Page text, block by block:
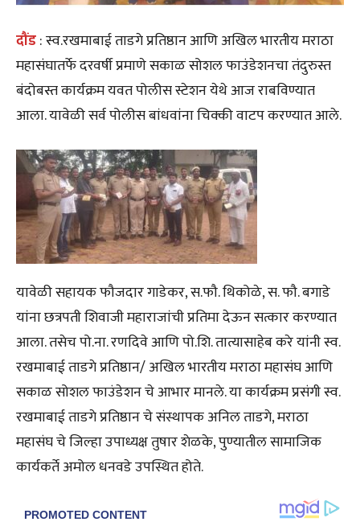
दौंड: स्व.रखमाबाई ताडगे प्रतिष्ठान आणि अखिल भारतीय मराठा
महासंघातर्फे दरवर्षी प्रमाणे सकाळ सोशल फाउंडेशनचा तंदुरुस्त
बंदोबस्त कार्यक्रम यवत पोलीस स्टेशन येथे आज राबविण्यात
आला. यावेळी सर्व पोलीस बांधवांना चिक्की वाटप करण्यात आले.
यावेळी सहायक फौजदार गाडेकर, स.फौ. थिकोळे, स. फौ. बगाडे
यांना छत्रपती शिवाजी महाराजांची प्रतिमा देऊन सत्कार करण्यात
आला. तसेच पो.ना. रणदिवे आणि पो.शि. तात्यासाहेब करे यांनी स्व.
रखमाबाई ताडगे प्रतिष्ठान/ अखिल भारतीय मराठा महासंघ आणि
सकाळ सोशल फाउंडेशन चे आभार मानले. या कार्यक्रम प्रसंगी स्व.
रखमाबाई ताडगे प्रतिष्ठान चे संस्थापक अनिल ताडगे, मराठा
महासंघ चे जिल्हा उपाध्यक्ष तुषार शेळके, पुण्यातील सामाजिक
कार्यकर्ते अमोल धनवडे उपस्थित होते.